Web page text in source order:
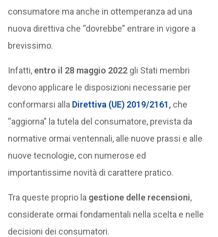
consumatore ma anche in ottemperanza ad una
nuova direttiva che “dovrebbe” entrare in vigore a
brevissimo.
Infatti, entro il 28 maggio 2022gli Stati membri
devono applicare le disposizioni necessarie per
conformarsi alla Direttiva (UE) 2019/2161,che
“aggiorna” la tutela del consumatore, prevista da
normative ormai ventennali, alle nuove prassi e alle
nuove tecnologie, con numerose ed
importantissime novità di carattere pratico.
Tra queste proprio la gestione delle recensioni,
considerate ormai fondamentali nella scelta e nelle
decisioni dei consumatori.